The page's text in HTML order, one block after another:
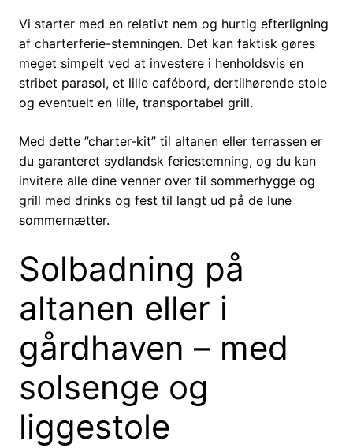
Vi starter med en relativt nem og hurtig efterligning
af charterferie-stemningen. Det kan faktisk gøres
meget simpelt ved at investere i henholdsvis en
stribet parasol, et lille cafébord, dertilhørende stole
og eventuelt en lille, transportabel grill.
Med dette ”charter-kit” til altanen eller terrassen er
du garanteret sydlandsk feriestemning, og du kan
invitere alle dine venner over til sommerhygge og
grill med drinks og fest til langt ud på de lune
sommernætter.
Solbadning på
altanen eller i
gårdhaven – med
solsenge og
liggestole